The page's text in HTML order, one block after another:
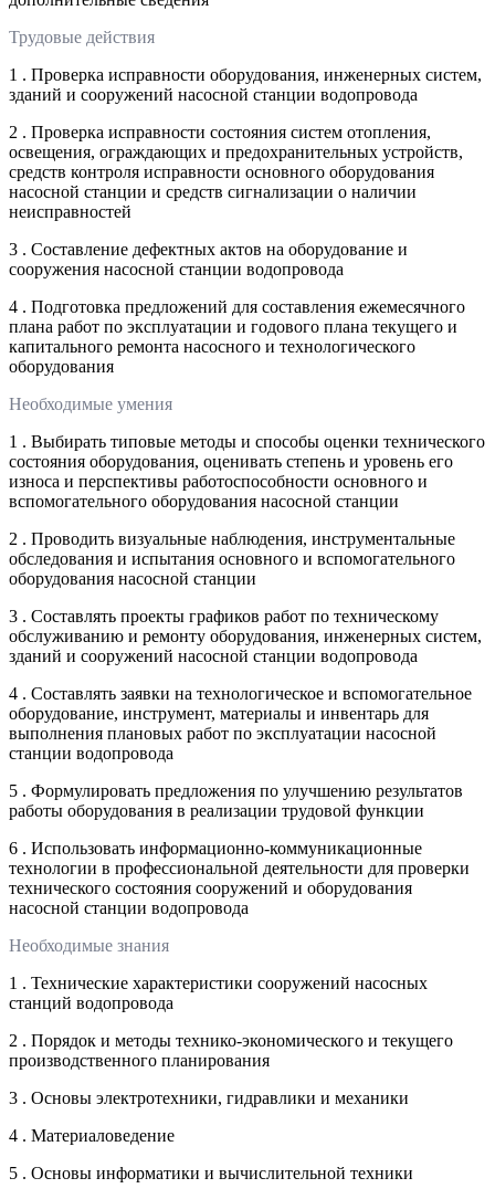
Трудовые действия
1 . Проверка исправности оборудования, инженерных систем,
зданий и сооружений насосной станции водопровода
2 . Проверка исправности состояния систем отопления,
освещения, ограждающих и предохранительных устройств,
средств контроля исправности основного оборудования
насосной станции и средств сигнализации о наличии
неисправностей
3 . Составление дефектных актов на оборудование и
сооружения насосной станции водопровода
4 . Подготовка предложений для составления ежемесячного
плана работ по эксплуатации и годового плана текущего и
капитального ремонта насосного и технологического
оборудования
Необходимые умения
1 . Выбирать типовые методы и способы оценки технического
состояния оборудования, оценивать степень и уровень его
износа и перспективы работоспособности основного и
вспомогательного оборудования насосной станции
2 . Проводить визуальные наблюдения, инструментальные
обследования и испытания основного и вспомогательного
оборудования насосной станции
3 . Составлять проекты графиков работ по техническому
обслуживанию и ремонту оборудования, инженерных систем,
зданий и сооружений насосной станции водопровода
4 . Составлять заявки на технологическое и вспомогательное
оборудование, инструмент, материалы и инвентарь для
выполнения плановых работ по эксплуатации насосной
станции водопровода
5 . Формулировать предложения по улучшению результатов
работы оборудования в реализации трудовой функции
6 . Использовать информационно-коммуникационные
технологии в профессиональной деятельности для проверки
технического состояния сооружений и оборудования
насосной станции водопровода
Необходимые знания
1 . Технические характеристики сооружений насосных
станций водопровода
2 . Порядок и методы технико-экономического и текущего
производственного планирования
3 . Основы электротехники, гидравлики и механики
4 . Материаловедение
5 . Основы информатики и вычислительной техники